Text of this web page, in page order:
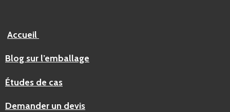
Accueil
Blog sur l’emballage
Études de cas
Demander un devis